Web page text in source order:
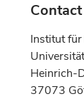
Contact
Institut
Heinrich-
37073